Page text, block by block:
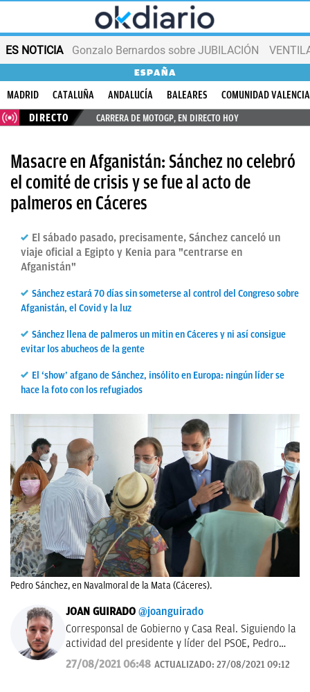
ES NOTICIA Gonzalo Bernardos sobre JUBILACIÓN
ESPAÑA
MADRID CATALUÑA ANDALUCÍA BALEARES
COMUNIDAD
DIRECTO
CARRERA DE MOTOGP, EN DIRECTO HOY
Masacre en Afganistán: Sánchez no celebró
el comité de crisis y se fue al acto de
palmeros en Cáceres
El sábado pasado, precisamente, Sánchez canceló un
viaje oficial a Egipto y Kenia para "centrarse en
Afganistán"
Sánchez estará 70 días sin someterse al control del Congreso sobre
Afganistán, el Covid y la luz
Sánchez llena de palmeros un mitin en Cáceres y ni así consigue
evitar los abucheos de la gente
El ‘show’ afgano de Sánchez, insólito en Europa: ningún líder se
hace la foto con los refugiados
Pedro Sánchez, en Navalmoral de la Mata (Cáceres).
JOAN GUIRADO @joanguirado
Corresponsal de Gobierno y Casa Real. Siguiendo la
actividad del presidente y líder del PSOE, Pedro
Sánchez, y del Rey de España. También política
catalana.
27/08/2021 06:48 ACTUALIZADO: 27/08/2021 09:12